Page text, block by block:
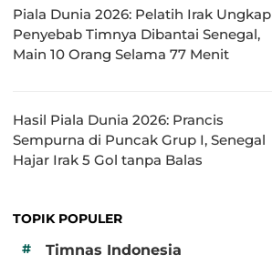
Piala Dunia 2026: Pelatih Irak Ungkap
Penyebab Timnya Dibantai Senegal,
Main 10 Orang Selama 77 Menit
Hasil Piala Dunia 2026: Prancis
Sempurna di Puncak Grup I, Senegal
Hajar Irak 5 Gol tanpa Balas
TOPIK POPULER
#
Timnas Indonesia